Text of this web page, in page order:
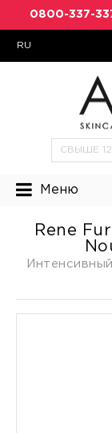
0800-337-
RU
Меню
Rene